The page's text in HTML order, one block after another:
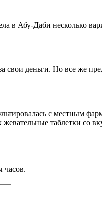
в Абу-Даби несколько
свои деньги. Но все же
с местным
жевательные таблетки
часов.